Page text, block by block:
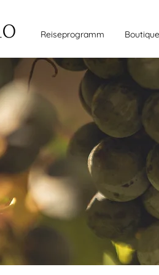
Reiseprogramm Boutique